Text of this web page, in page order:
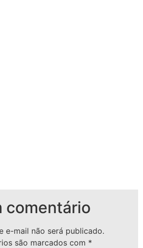
comentário
e-mail não será publicado.
são marcados com *